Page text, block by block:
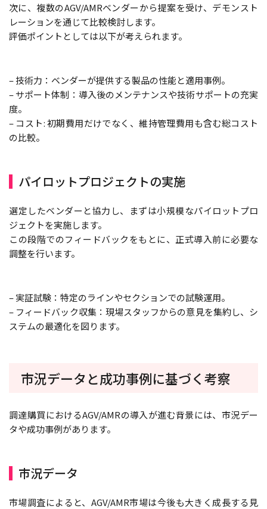
次に、複数のAGV/AMRベンダーから提案を受け、デモンスト
レーションを通じて比較検討します。
評価ポイントとしては以下が考えられます。
– 技術力：ベンダーが提供する製品の性能と適用事例。
– サポート体制：導入後のメンテナンスや技術サポートの充実
度。
– コスト: 初期費用だけでなく、維持管理費用も含む総コスト
の比較。
パイロットプロジェクトの実施
選定したベンダーと協力し、まずは小規模なパイロットプロ
ジェクトを実施します。
この段階でのフィードバックをもとに、正式導入前に必要な
調整を行います。
– 実証試験：特定のラインやセクションでの試験運用。
– フィードバック収集：現場スタッフからの意見を集約し、シ
ステムの最適化を図ります。
市況データと成功事例に基づく考察
調達購買におけるAGV/AMRの導入が進む背景には、市況デー
タや成功事例があります。
市況データ
市場調査によると、AGV/AMR市場は今後も大きく成長する見